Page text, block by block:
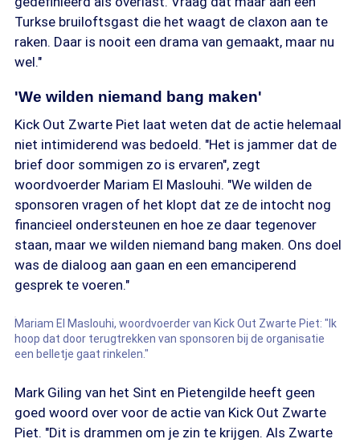
Turkse bruiloftsgast die het waagt de claxon aan te
raken. Daar is nooit een drama van gemaakt, maar nu
wel."
'We wilden niemand bang maken'
Kick Out Zwarte Piet laat weten dat de actie helemaal
niet intimiderend was bedoeld. "Het is jammer dat de
brief door sommigen zo is ervaren", zegt
woordvoerder Mariam El Maslouhi. "We wilden de
sponsoren vragen of het klopt dat ze de intocht nog
financieel ondersteunen en hoe ze daar tegenover
staan, maar we wilden niemand bang maken. Ons doel
was de dialoog aan gaan en een emanciperend
gesprek te voeren."
Mariam El Maslouhi, woordvoerder van Kick Out Zwarte Piet: "Ik
hoop dat door terugtrekken van sponsoren bij de organisatie
een belletje gaat rinkelen."
Mark Giling van het Sint en Pietengilde heeft geen
goed woord over voor de actie van Kick Out Zwarte
Piet. "Dit is drammen om je zin te krijgen. Als Zwarte